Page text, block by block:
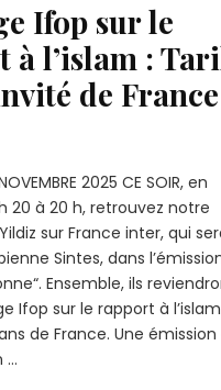
Ifop sur le
à l’islam :
de France
2025 CE SOIR, en
20 à 20 h, retrouvez notre
sur France inter, qui
Sintes, dans
Ensemble, ils
Ifop sur le rapport à l’islam
de France. Une émission
…